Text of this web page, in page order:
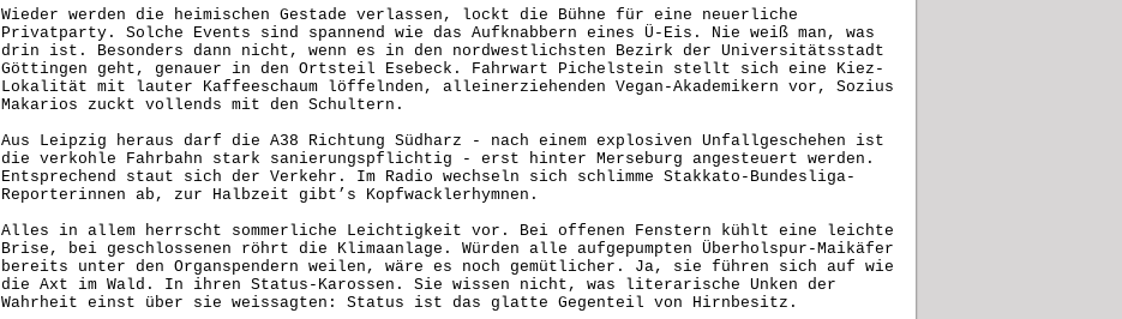
Wieder werden die heimischen Gestade verlassen, lockt die Bühne für eine neuerliche
Privatparty. Solche Events sind spannend wie das Aufknabbern eines Ü-Eis. Nie weiß man, was
drin ist. Besonders dann nicht, wenn es in den nordwestlichsten Bezirk der Universitätsstadt
Göttingen geht, genauer in den Ortsteil Esebeck. Fahrwart Pichelstein stellt sich eine Kiez-
Lokalität mit lauter Kaffeeschaum löffelnden, alleinerziehenden Vegan-Akademikern vor, Sozius
Makarios zuckt vollends mit den Schultern.
Aus Leipzig heraus darf die A38 Richtung Südharz - nach einem explosiven Unfallgeschehen ist
die verkohle Fahrbahn stark sanierungspflichtig - erst hinter Merseburg angesteuert werden.
Entsprechend staut sich der Verkehr. Im Radio wechseln sich schlimme Stakkato-Bundesliga-
Reporterinnen ab, zur Halbzeit gibt’s Kopfwacklerhymnen.
Alles in allem herrscht sommerliche Leichtigkeit vor. Bei offenen Fenstern kühlt eine leichte
Brise, bei geschlossenen röhrt die Klimaanlage. Würden alle aufgepumpten Überholspur-Maikäfer
bereits unter den Organspendern weilen, wäre es noch gemütlicher. Ja, sie führen sich auf wie
die Axt im Wald. In ihren Status-Karossen. Sie wissen nicht, was literarische Unken der
Wahrheit einst über sie weissagten: Status ist das glatte Gegenteil von Hirnbesitz.